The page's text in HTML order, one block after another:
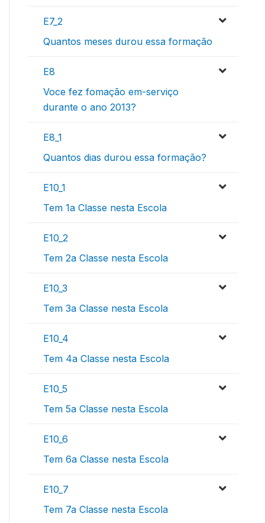
E7_2
Quantos meses durou essa formação
E8
Voce fez fomação em-serviço
durante o ano 2013?
E8_1
Quantos dias durou essa formação?
E10_1
Tem 1a Classe nesta Escola
E10_2
Tem 2a Classe nesta Escola
E10_3
Tem 3a Classe nesta Escola
E10_4
Tem 4a Classe nesta Escola
E10_5
Tem 5a Classe nesta Escola
E10_6
Tem 6a Classe nesta Escola
E10_7
Tem 7a Classe nesta Escola